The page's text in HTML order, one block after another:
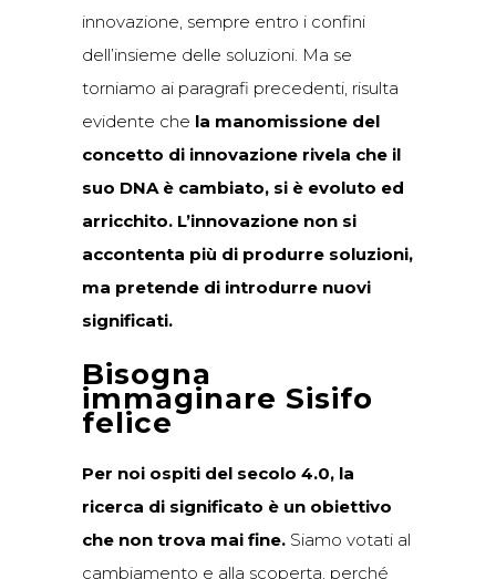
innovazione, sempre entro i confini
dell’insieme delle soluzioni. Ma se
torniamo ai paragrafi precedenti, risulta
evidente che la manomissione del
concetto di innovazione rivela che il
suo DNA è cambiato, si è evoluto ed
arricchito. L’innovazione non si
accontenta più di produrre soluzioni,
ma pretende di introdurre nuovi
significati.
Bisogna
immaginare Sisifo
felice
Per noi ospiti del secolo 4.0, la
ricerca di significato è un obiettivo
che non trova mai fine. Siamo votati al
cambiamento e alla scoperta, perché